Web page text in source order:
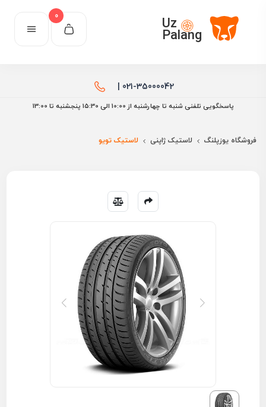
Uz
Palang
0
021-35000042 |
پاسخگویی تلفنی شنبه تا چهارشنبه از 10:00 الی ۱۵:30 پنجشنبه تا 13:00
فروشگاه یوزپلنگ لاستیک ژاپنی لاستیک تویو